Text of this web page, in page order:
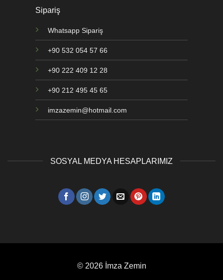
Sipariş
Whatsapp Sipariş
+90 532 054 57 66
+90 222 409 12 28
+90 212 495 45 65
imzazemin@hotmail.com
SOSYAL MEDYA HESAPLARIMIZ
© 2026 İmza Zemin